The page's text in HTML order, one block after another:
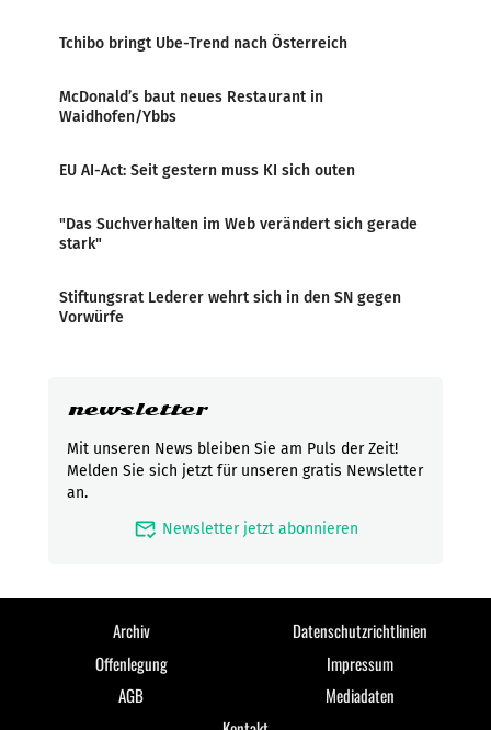
Tchibo bringt Ube-Trend nach Österreich
McDonald’s baut neues Restaurant in
Waidhofen/Ybbs
EU AI-Act: Seit gestern muss KI sich outen
"Das Suchverhalten im Web verändert sich gerade
stark"
Stiftungsrat Lederer wehrt sich in den SN gegen
Vorwürfe
newsletter
Mit unseren News bleiben Sie am Puls der Zeit!
Melden Sie sich jetzt für unseren gratis Newsletter
an.
mark_email_read Newsletter jetzt abonnieren
Archiv
Datenschutzrichtlinien
Offenlegung
Impressum
AGB
Mediadaten